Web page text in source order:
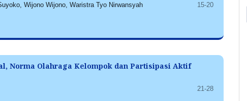
Wijono Wijono, Waristra Tyo Nirwansyah 15-20
Norma Olahraga Kelompok dan Partisipasi Aktif
21-28